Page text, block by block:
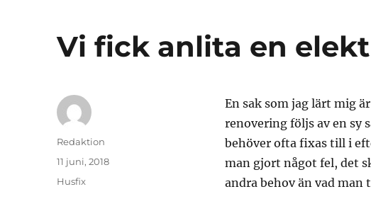
Vi fick anlita en
En sak som jag lärt mig
renovering följs av en sy
behöver ofta fixas till i
man gjort något fel, det
andra behov än vad
Författare
Redaktion
Publicerat
11 juni, 2018
Kategorier
Husfix